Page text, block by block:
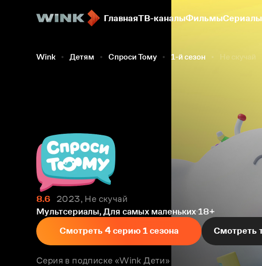
ГлавнаяТВ-каналыФильмыСериалы
Wink Детям Спроси Тому 1-й сезон Не скучай
8.6
2023, Не скучай
Мультсериалы, Для самых маленьких 18+
Смотреть 4 серию 1 сезона
Смотреть
Серия в подписке «Wink Дети»